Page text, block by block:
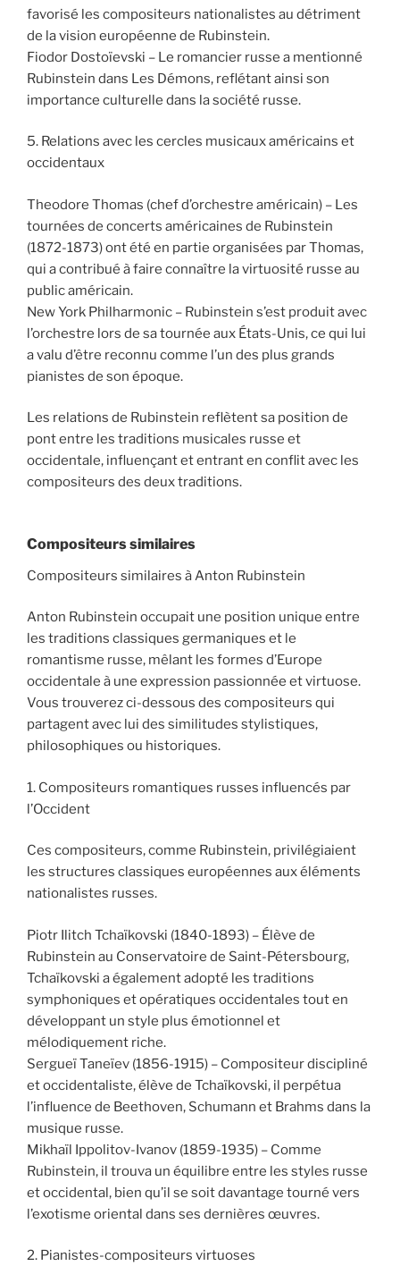
favorisé les compositeurs nationalistes au détriment
de la vision européenne de Rubinstein.
Fiodor Dostoïevski – Le romancier russe a mentionné
Rubinstein dans Les Démons, reflétant ainsi son
importance culturelle dans la société russe.
5. Relations avec les cercles musicaux américains et
occidentaux
Theodore Thomas (chef d’orchestre américain) – Les
tournées de concerts américaines de Rubinstein
(1872-1873) ont été en partie organisées par Thomas,
qui a contribué à faire connaître la virtuosité russe au
public américain.
New York Philharmonic – Rubinstein s’est produit avec
l’orchestre lors de sa tournée aux États-Unis, ce qui lui
a valu d’être reconnu comme l’un des plus grands
pianistes de son époque.
Les relations de Rubinstein reflètent sa position de
pont entre les traditions musicales russe et
occidentale, influençant et entrant en conflit avec les
compositeurs des deux traditions.
Compositeurs similaires
Compositeurs similaires à Anton Rubinstein
Anton Rubinstein occupait une position unique entre
les traditions classiques germaniques et le
romantisme russe, mêlant les formes d’Europe
occidentale à une expression passionnée et virtuose.
Vous trouverez ci-dessous des compositeurs qui
partagent avec lui des similitudes stylistiques,
philosophiques ou historiques.
1. Compositeurs romantiques russes influencés par
l’Occident
Ces compositeurs, comme Rubinstein, privilégiaient
les structures classiques européennes aux éléments
nationalistes russes.
Piotr Ilitch Tchaïkovski (1840-1893) – Élève de
Rubinstein au Conservatoire de Saint-Pétersbourg,
Tchaïkovski a également adopté les traditions
symphoniques et opératiques occidentales tout en
développant un style plus émotionnel et
mélodiquement riche.
Sergueï Taneïev (1856-1915) – Compositeur discipliné
et occidentaliste, élève de Tchaïkovski, il perpétua
l’influence de Beethoven, Schumann et Brahms dans la
musique russe.
Mikhaïl Ippolitov-Ivanov (1859-1935) – Comme
Rubinstein, il trouva un équilibre entre les styles russe
et occidental, bien qu’il se soit davantage tourné vers
l’exotisme oriental dans ses dernières œuvres.
2. Pianistes-compositeurs virtuoses